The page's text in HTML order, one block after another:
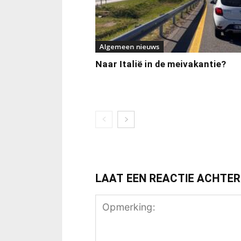
Algemeen nieuws
Naar Italië in de meivakantie?
LAAT EEN REACTIE ACHTER